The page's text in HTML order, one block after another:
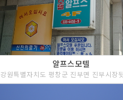
알프스모텔
강원특별자치도 평창군 진부면 진부시장